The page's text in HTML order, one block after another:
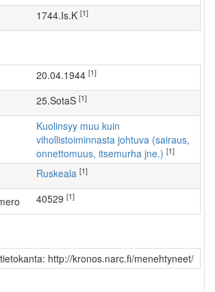
1744.Is.K [1]
20.04.1944 [1]
25.SotaS [1]
Kuolinsyy muu kuin
vihollistoiminnasta johtuva (sairaus,
onnettomuus, itsemurha jne.) [1]
Ruskeala [1]
40529 [1]
http://kronos.narc.fi/menehtyneet/